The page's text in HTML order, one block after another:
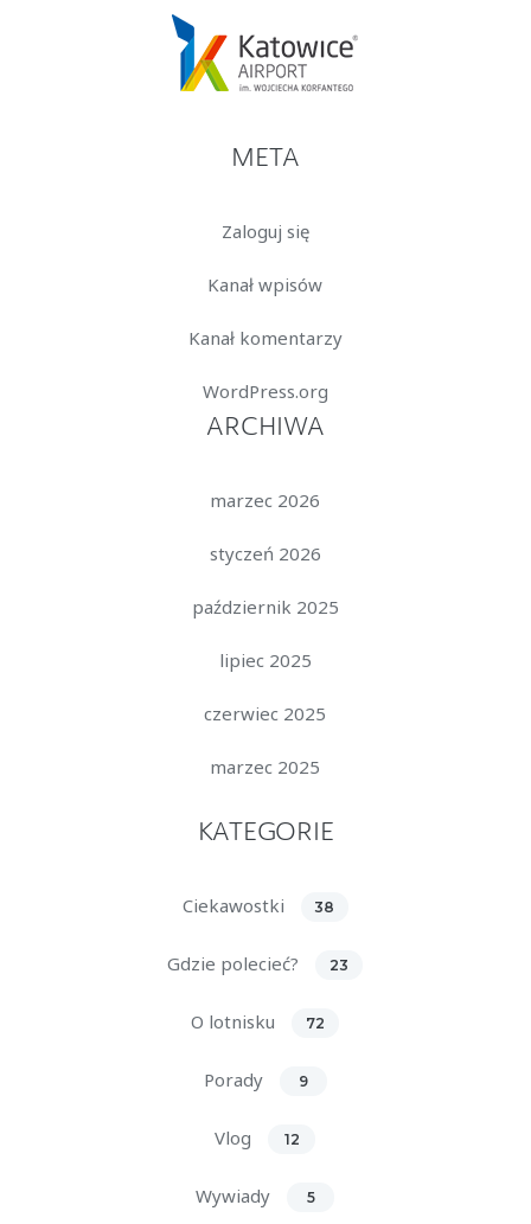
META
Zaloguj się
Kanał wpisów
Kanał komentarzy
WordPress.org
ARCHIWA
marzec 2026
styczeń 2026
październik 2025
lipiec 2025
czerwiec 2025
marzec 2025
KATEGORIE
Ciekawostki 38
Gdzie polecieć? 23
O lotnisku 72
Porady 9
Vlog 12
Wywiady 5